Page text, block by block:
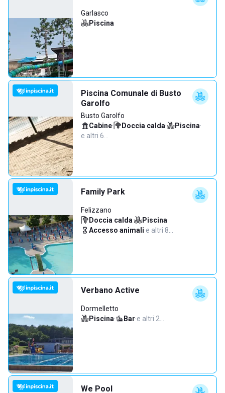
Garlasco
Piscina
Piscina Comunale di Busto
Garolfo
Busto Garolfo
Cabine· Doccia calda· Piscina·
e altri 6…
Family Park
Felizzano
Doccia calda· Piscina·
Accesso animali·e altri 8…
Verbano Active
Dormelletto
Piscina· Bar·e altri 2…
We Pool